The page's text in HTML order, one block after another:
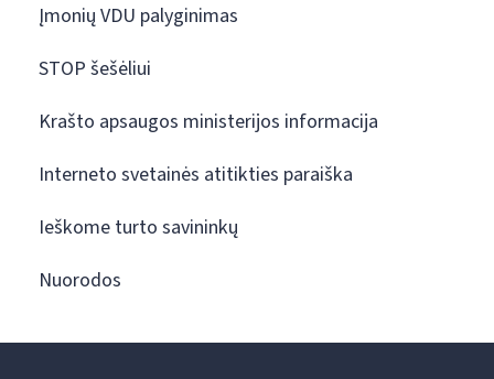
Įmonių VDU palyginimas
STOP šešėliui
Krašto apsaugos ministerijos informacija
Interneto svetainės atitikties paraiška
Ieškome turto savininkų
Nuorodos